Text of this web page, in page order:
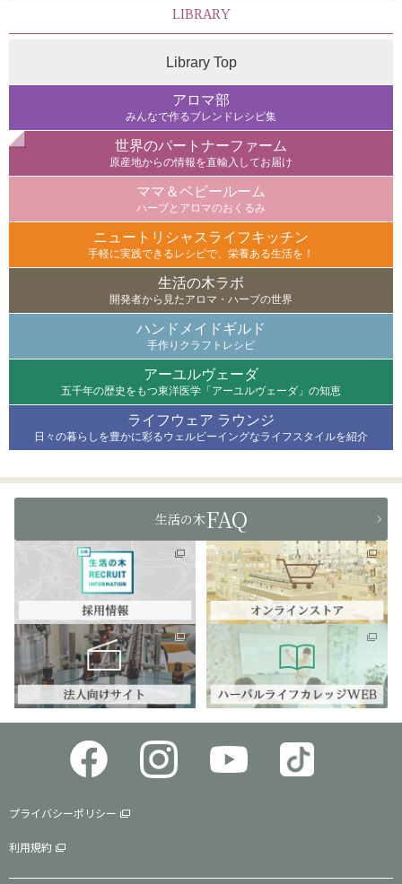
LIBRARY
Library Top
アロマ部
みんなで作るブレンドレシピ集
世界のパートナーファーム
原産地からの情報を直輸入してお届け
ママ＆ベビールーム
ハーブとアロマのおくるみ
ニュートリシャスライフキッチン
手軽に実践できるレシピで、栄養ある生活を！
生活の木ラボ
開発者から見たアロマ・ハーブの世界
ハンドメイドギルド
手作りクラフトレシピ
アーユルヴェーダ
五千年の歴史をもつ東洋医学「アーユルヴェーダ」の知恵
ライフウェア ラウンジ
日々の暮らしを豊かに彩るウェルビーイングなライフスタイルを紹介
生活の木FAQ
プライバシーポリシー
利用規約